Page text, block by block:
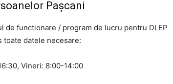
Pașcani
de functionare / program de lucru pentru DLEP
toate datele necesare:
Vineri: 8:00-14:00